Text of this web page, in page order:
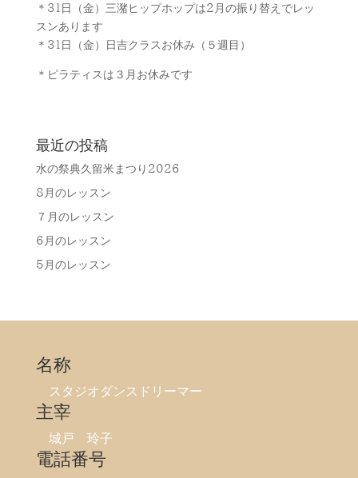
＊31日（金）三潴ヒップホップは2月の振り替えでレッ
スンあります
＊31日（金）日吉クラスお休み（５週目）
＊ピラティスは３月お休みです
最近の投稿
水の祭典久留米まつり2026
8月のレッスン
７月のレッスン
6月のレッスン
5月のレッスン
名称
スタジオダンスドリーマー
主宰
城戸 玲子
電話番号